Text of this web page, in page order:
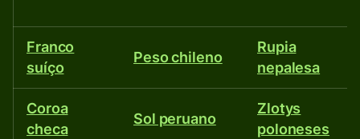
Franco
suíço
Peso chileno
Rupia
nepalesa
Coroa
checa
Sol peruano
Zlotys
poloneses